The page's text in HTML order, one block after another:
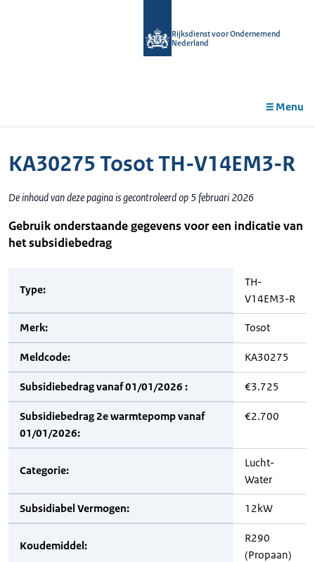
Rijksdienst voor Ondernemend
Nederland
Menu
KA30275 Tosot TH-V14EM3-R
De inhoud van deze pagina is gecontroleerd op 5 februari 2026
Gebruik onderstaande gegevens voor een indicatie van
het subsidiebedrag
Type:
TH-
V14EM3-R
Merk: Tosot
Meldcode: KA30275
Subsidiebedrag vanaf 01/01/2026 : €3.725
Subsidiebedrag 2e warmtepomp vanaf
01/01/2026:
€2.700
Categorie:
Lucht-
Water
Subsidiabel Vermogen: 12kW
Koudemiddel:
R290
(Propaan)